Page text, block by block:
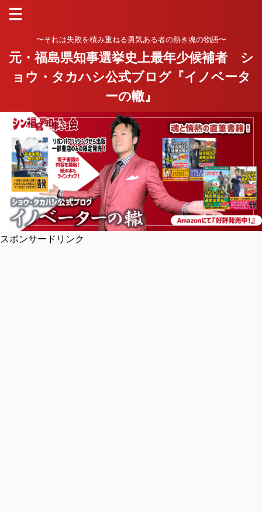
〜それは失敗を積み重ねる勇気ある者の熱き魂の物語〜
元・福島県知事選挙史上最年少候補者 シ
ョウ・タカハシ公式ブログ『イノベータ
ーの轍』
スポンサードリンク